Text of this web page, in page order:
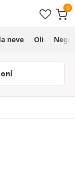
neve Oli